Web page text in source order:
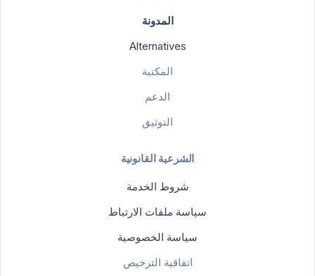
المدونة
Alternatives
المكتبة
الدعم
التوثيق
الشرعية القانونية
شروط الخدمة
سياسة ملفات الارتباط
سياسة الخصوصية
اتفاقية الترخيص